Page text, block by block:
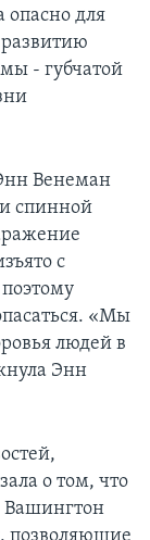
опасно для
- губчатой
Венеман
спинной
с
«Мы
людей в
Энн
о том, что
Вашингтон